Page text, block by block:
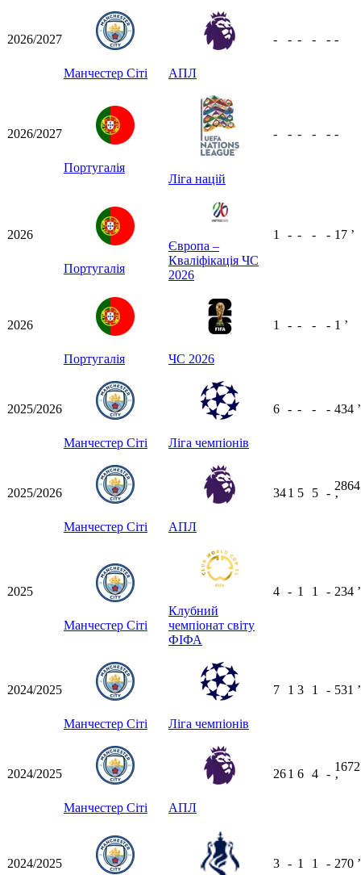
2026/2027
Манчестер Сіті АПЛ
- - - - - -
2026/2027
Португалія
Ліга націй
- - - - - -
2026
Португалія
Європа –
Кваліфікація ЧС
2026
1 - - - - 17 ʼ
2026
Португалія ЧС 2026
1 - - - - 1 ʼ
2025/2026
Манчестер Сіті Ліга чемпіонів
6 - - - - 434 ʼ
2025/2026
Манчестер Сіті АПЛ
341 5 5 -
2864
ʼ
2025
Манчестер Сіті
Клубний
чемпіонат світу
ФІФА
4 - 1 1 - 234 ʼ
2024/2025
Манчестер Сіті Ліга чемпіонів
7 1 3 1 - 531 ʼ
2024/2025
Манчестер Сіті АПЛ
261 6 4 -
1672
ʼ
2024/2025 3 - 1 1 - 270 ʼ